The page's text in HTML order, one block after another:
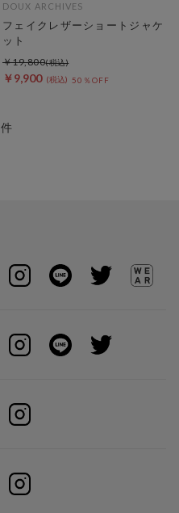
DOUX ARCHIVES
フェイクレザーショートジャケ
ット
￥9,900 50％OFF
￥19,800
件